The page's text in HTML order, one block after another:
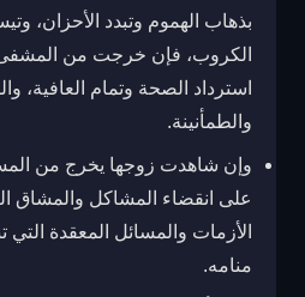
بذهاب الهموم وتبدد الأحزان،
الكروب، فإن خرجت من
استرداد الصحة وتمام العافية،
والطمأنينة.
وإن شاهدت زوجها يخرج من
على انقضاء المشاكل والمشاق
الأزمات والمسائل المعقدة
منامه.